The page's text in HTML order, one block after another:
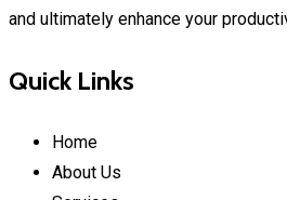
and ultimately enhance your
Quick Links
Home
About Us